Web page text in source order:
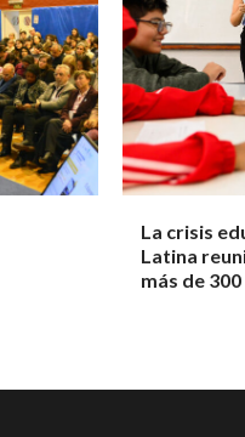
La crisis
Latina
más de